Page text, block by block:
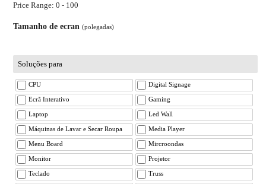
Price Range: 0 - 100
Tamanho de ecran(polegadas)
Soluções para
CPU Digital Signage
Ecrã Interativo Gaming
Laptop Led Wall
Máquinas de Lavar e Secar Roupa Media Player
Menu Board Mircroondas
Monitor Projetor
Teclado Truss